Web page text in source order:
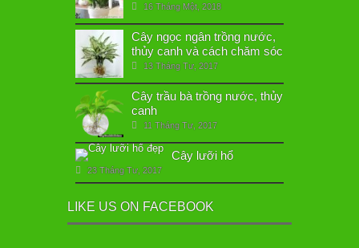
16 Tháng Một, 2018
Cây ngọc ngân trồng nước,
thủy canh và cách chăm sóc
13 Tháng Tư, 2017
Cây trầu bà trồng nước, thủy
canh
11 Tháng Tư, 2017
Cây lưỡi hổ
23 Tháng Tư, 2017
LIKE US ON FACEBOOK